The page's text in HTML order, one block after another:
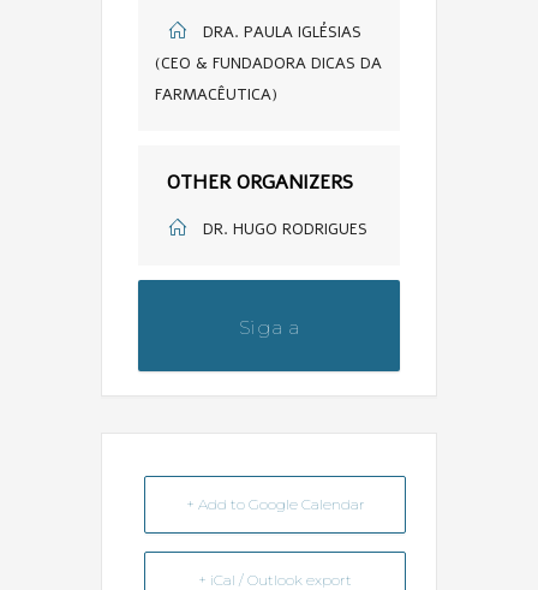
DRA. PAULA IGLÉSIAS
(CEO & FUNDADORA DICAS DA
FARMACÊUTICA)
OTHER ORGANIZERS
DR. HUGO RODRIGUES
Siga a
+ Add to Google Calendar
+ iCal / Outlook export